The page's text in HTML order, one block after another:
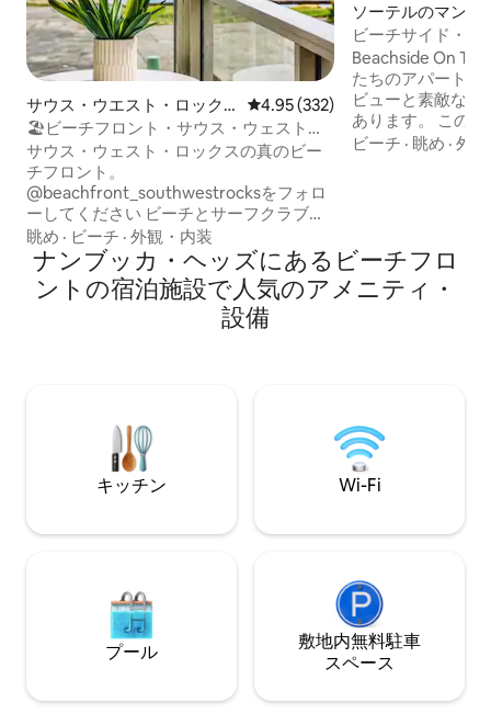
サウス・ウエスト・ロック
スのマンション・アパート
レビュー332件、5つ星中4.95つ
4.95 (332)
🏖ビーチフロント・サウス・ウェスト・
ロックス 絶対的な🏖ビーチフロント
サウス・ウェスト・ロックスの真のビー
チフロント。
@beachfront_southwestrocksをフォロ
ーしてください ビーチとサーフクラブの
真向かいに位置する最前列のロケーショ
ン。 海の景色を見ながら目覚め、バルコ
ニーでコーヒーを楽しみ、ビーチから数
歩の距離で一日を過ごした後は、夕暮れ
どきにお酒を片手にリラックスしましょ
に海でお使いいただけます。 安全なガレ
ージ駐車場があります。車を駐車して、
徒歩でどこへでも行けます。 400組以上
の家族連れをお迎えしています。レビュ
眺め · ビーチ · 外観・内装
ソーテルのマンシ
パート
ビーチサイド・
（ソーテル）
Beachside On
たちのアパートは
ビューと素敵な
あります。 この
ルームのファミ
と、あなたの行
休暇先になります。 ゲストのみなさ
ご安心いただく
24時間前までに
ビーチ · 眺め ·外
ナンブッカ・ヘッズにあるビーチフロ
ントの宿泊施設で人気のアメニティ・
設備
キッチン Wi-Fi
プール
敷地内無料駐⁠車
ス⁠ペ⁠ー⁠ス